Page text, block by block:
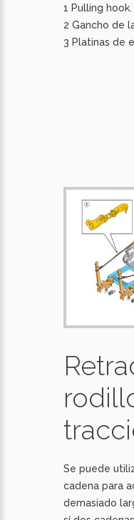
1 Pulling hook.
2 Gancho de
3 Platinas de
Se puede
cadena para
demasiado